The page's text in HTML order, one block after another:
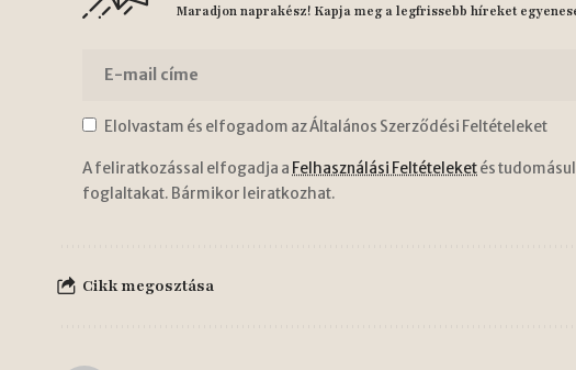
Maradjon naprakész! Kapja meg a legfrissebb híreket
Elolvastam és elfogadom az Általános Szerződési Feltételeket
A feliratkozással elfogadja a Felhasználási Feltételeketés
foglaltakat. Bármikor leiratkozhat.
Cikk megosztása